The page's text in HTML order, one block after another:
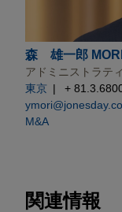
森 雄一郎
アドミニストラテ
東京
+
M&A
関連情報